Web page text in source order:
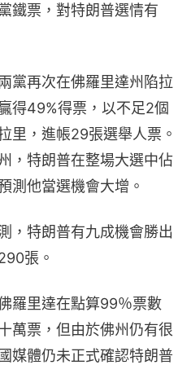
鐵票，對特朗普選情有
黨再次在佛羅里達州陷拉
得49%得票，以不足2個
里，進帳29張選舉人票。
，特朗普在整場大選中佔
測他當選機會大增。
，特朗普有九成機會勝出
張。
羅里達在點算99％票數
萬票，但由於佛州仍有很
媒體仍未正式確認特朗普